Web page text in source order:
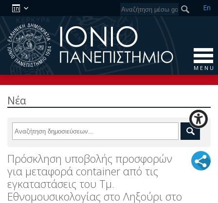
En
M E N U
Νέα
Πρόσκληση υποβολής προσφορών
για μεταφορά container από τις
εγκαταστάσεις του Τμ.
Εθνομουσικολογίας στο Ληξούρι στο